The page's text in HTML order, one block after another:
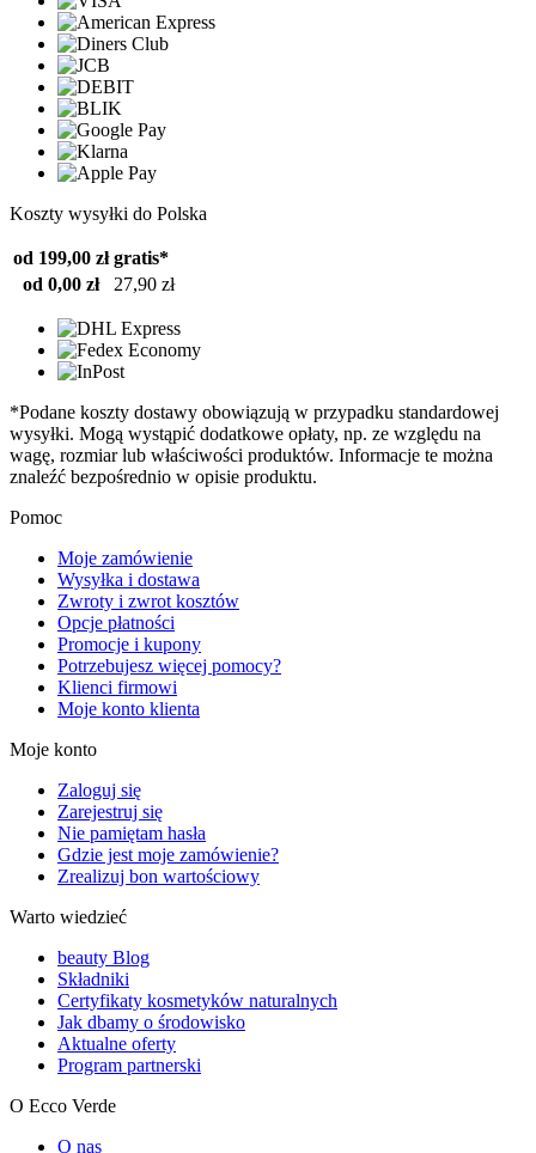
Koszty wysyłki do Polska
od 199,00 zł gratis*
od 0,00 zł
27,90 zł
*Podane koszty dostawy obowiązują w przypadku standardowej
wysyłki. Mogą wystąpić dodatkowe opłaty, np. ze względu na
wagę, rozmiar lub właściwości produktów. Informacje te można
znaleźć bezpośrednio w opisie produktu.
Pomoc
Moje zamówienie
Wysyłka i dostawa
Zwroty i zwrot kosztów
Opcje płatności
Promocje i kupony
Potrzebujesz więcej pomocy?
Klienci firmowi
Moje konto klienta
Moje konto
Zaloguj się
Zarejestruj się
Nie pamiętam hasła
Gdzie jest moje zamówienie?
Zrealizuj bon wartościowy
Warto wiedzieć
beauty Blog
Składniki
Certyfikaty kosmetyków naturalnych
Jak dbamy o środowisko
Aktualne oferty
Program partnerski
O Ecco Verde
O nas